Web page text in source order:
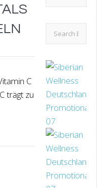
C
trägt zu
for: